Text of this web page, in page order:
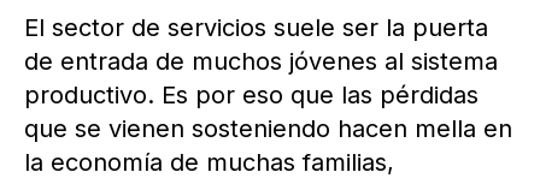
El sector de servicios suele ser la puerta
de entrada de muchos jóvenes al sistema
productivo. Es por eso que las pérdidas
que se vienen sosteniendo hacen mella en
la economía de muchas familias,